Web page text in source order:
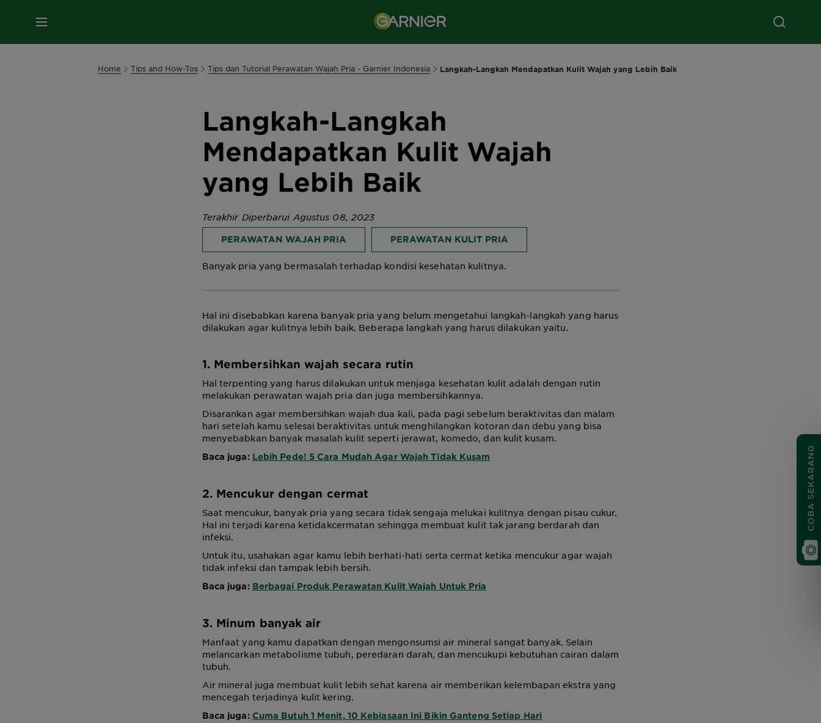
MENU
Home Tips and How-Tos Tips dan Tutorial Perawatan Wajah Pria - Garnier Indonesia Langkah-Langkah Mendapatkan Kulit Wajah yang Lebih Baik
Langkah-Langkah
Mendapatkan Kulit Wajah
yang Lebih Baik
Terakhir Diperbarui Agustus 08, 2023
PERAWATAN WAJAH PRIA PERAWATAN KULIT PRIA
Banyak pria yang bermasalah terhadap kondisi kesehatan kulitnya.
Hal ini disebabkan karena banyak pria yang belum mengetahui langkah-langkah yang harus
dilakukan agar kulitnya lebih baik. Beberapa langkah yang harus dilakukan yaitu.
1. Membersihkan wajah secara rutin
Hal terpenting yang harus dilakukan untuk menjaga kesehatan kulit adalah dengan rutin
melakukan perawatan wajah pria dan juga membersihkannya.
Disarankan agar membersihkan wajah dua kali, pada pagi sebelum beraktivitas dan malam
hari setelah kamu selesai beraktivitas untuk menghilangkan kotoran dan debu yang bisa
menyebabkan banyak masalah kulit seperti jerawat, komedo, dan kulit kusam.
Baca juga: Lebih Pede! 5 Cara Mudah Agar Wajah Tidak Kusam
2. Mencukur dengan cermat
Saat mencukur, banyak pria yang secara tidak sengaja melukai kulitnya dengan pisau cukur.
Hal ini terjadi karena ketidakcermatan sehingga membuat kulit tak jarang berdarah dan
infeksi.
Untuk itu, usahakan agar kamu lebih berhati-hati serta cermat ketika mencukur agar wajah
tidak infeksi dan tampak lebih bersih.
Baca juga: Berbagai Produk Perawatan Kulit Wajah Untuk Pria
3. Minum banyak air
Manfaat yang kamu dapatkan dengan mengonsumsi air mineral sangat banyak. Selain
melancarkan metabolisme tubuh, peredaran darah, dan mencukupi kebutuhan cairan dalam
tubuh.
Air mineral juga membuat kulit lebih sehat karena air memberikan kelembapan ekstra yang
mencegah terjadinya kulit kering.
Baca juga: Cuma Butuh 1 Menit, 10 Kebiasaan Ini Bikin Ganteng Setiap Hari
COBA SEKARANG